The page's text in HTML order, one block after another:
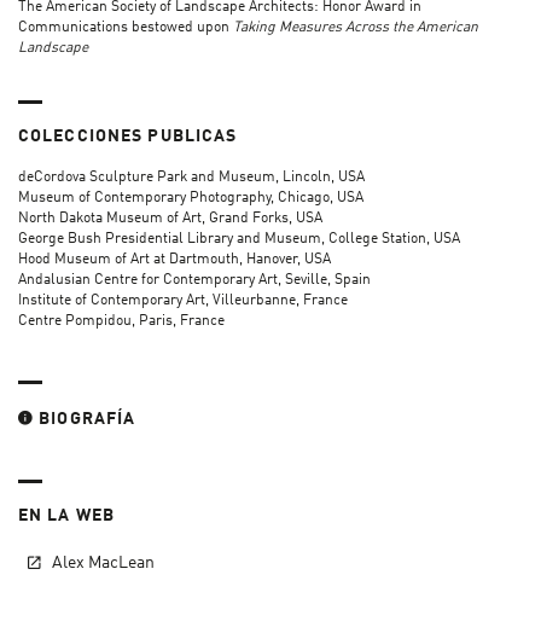
The American Society of Landscape Architects: Honor Award in
Communications bestowed upon Taking Measures Across the American
Landscape
COLECCIONES PUBLICAS
deCordova Sculpture Park and Museum, Lincoln, USA
Museum of Contemporary Photography, Chicago, USA
North Dakota Museum of Art, Grand Forks, USA
George Bush Presidential Library and Museum, College Station, USA
Hood Museum of Art at Dartmouth, Hanover, USA
Andalusian Centre for Contemporary Art, Seville, Spain
Institute of Contemporary Art, Villeurbanne, France
Centre Pompidou, Paris, France
BIOGRAFÍA
EN LA WEB
Alex MacLean